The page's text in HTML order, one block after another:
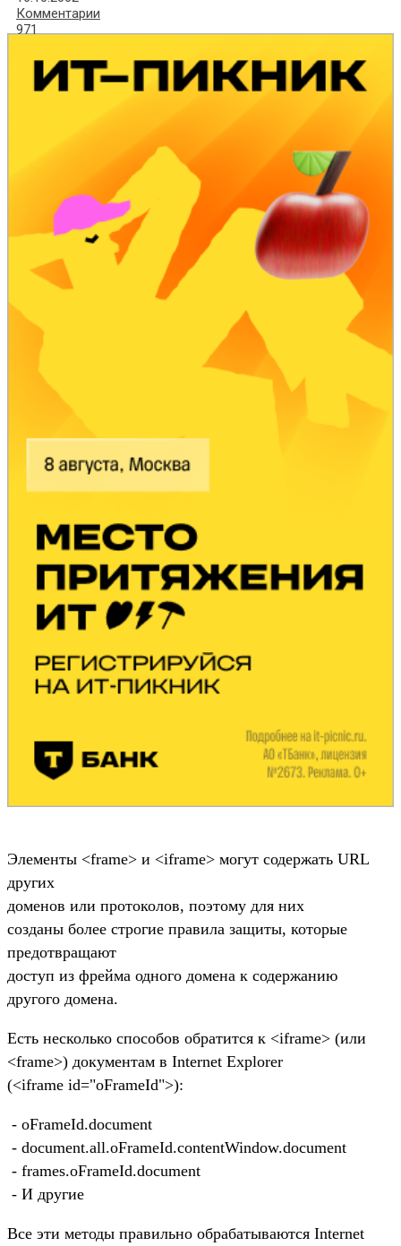
Комментарии
971
Элементы <frame> и <iframe> могут содержать URL
других
доменов или протоколов, поэтому для них
созданы более строгие правила защиты, которые
предотвращают
доступ из фрейма одного домена к содержанию
другого домена.
Есть несколько способов обратится к <iframe> (или
<frame>) документам в Internet Explorer
(<iframe id="oFrameId">):
- oFrameId.document
- document.all.oFrameId.contentWindow.document
- frames.oFrameId.document
- И другие
Все эти методы правильно обрабатываются Internet